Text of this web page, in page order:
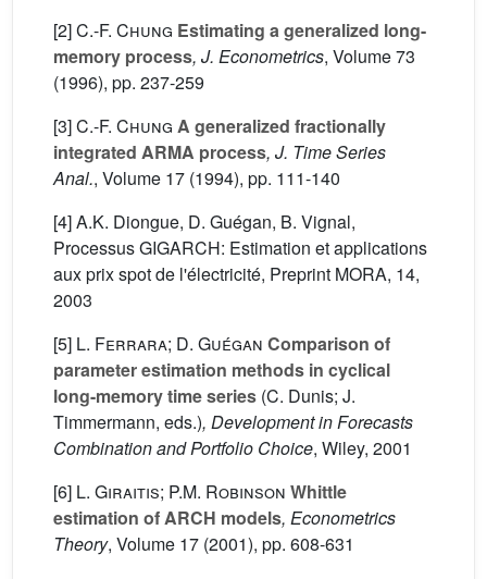
[2]C.-F. Chung Estimating a generalized long-
memory process, J. Econometrics, Volume 73
(1996), pp. 237-259
[3]C.-F. Chung A generalized fractionally
integrated ARMA process, J. Time Series
Anal., Volume 17 (1994), pp. 111-140
[4] A.K. Diongue, D. Guégan, B. Vignal,
Processus GIGARCH: Estimation et applications
aux prix spot de l'électricité, Preprint MORA, 14,
2003
[5] L. Ferrara; D. Guégan Comparison of
parameter estimation methods in cyclical
long-memory time series (C. Dunis; J.
Timmermann, eds.), Development in Forecasts
Combination and Portfolio Choice, Wiley, 2001
[6] L. Giraitis; P.M. Robinson Whittle
estimation of ARCH models, Econometrics
Theory, Volume 17 (2001), pp. 608-631